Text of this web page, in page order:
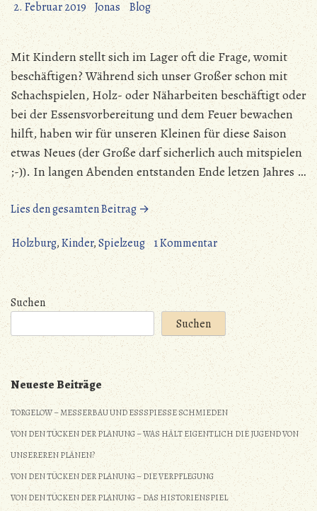
2. Februar 2019 Jonas Blog
Mit Kindern stellt sich im Lager oft die Frage, womit
beschäftigen? Während sich unser Großer schon mit
Schachspielen, Holz- oder Näharbeiten beschäftigt oder
bei der Essensvorbereitung und dem Feuer bewachen
hilft, haben wir für unseren Kleinen für diese Saison
etwas Neues (der Große darf sicherlich auch mitspielen
;-)). In langen Abenden entstanden Ende letzen Jahres …
Lies den gesamten Beitrag →„Kinderspielzeug
fürs
Lager“
Holzburg,Kinder,Spielzeug 1 Kommentarzu
Kinderspielzeug
fürs
Lager
Suchen
Suchen
Neueste Beiträge
TORGELOW – MESSERBAU UND ESSSPIESSE SCHMIEDEN
VON DEN TÜCKEN DER PLANUNG – WAS HÄLT EIGENTLICH DIE JUGEND VON
UNSEREREN PLÄNEN?
VON DEN TÜCKEN DER PLANUNG – DIE VERPFLEGUNG
VON DEN TÜCKEN DER PLANUNG – DAS HISTORIENSPIEL